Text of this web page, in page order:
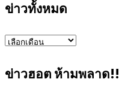
ข่าวทั้งหมด
ข่าว
ข่าวฮอต ห้ามพลาด!!